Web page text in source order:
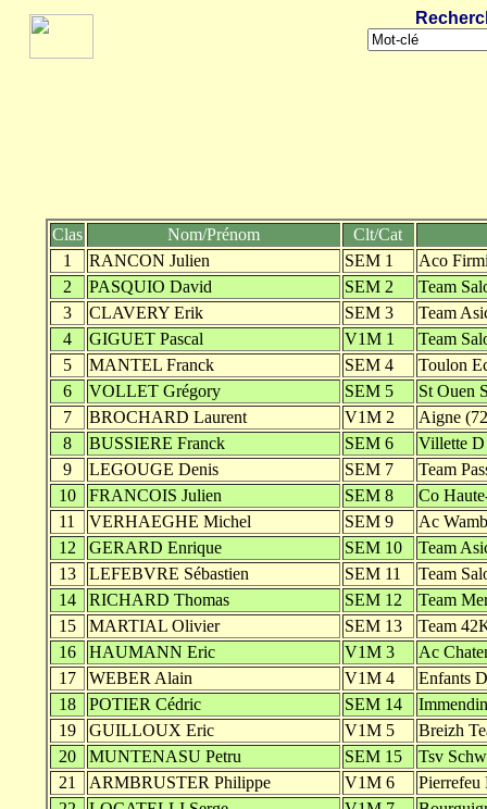
Clas Nom/Prénom
Clt/Cat
1
RANCON Julien SEM 1
Aco
2
PASQUIO David SEM 2
Team
3
CLAVERY Erik SEM 3
Team
4
GIGUET Pascal V1M 1
Team
5
MANTEL Franck SEM 4
Toulon
6
VOLLET Grégory SEM 5
St Ouen
7
BROCHARD Laurent V1M 2
Aigne
8
BUSSIERE Franck SEM 6
Villette
9
LEGOUGE Denis SEM 7
Team
10
FRANCOIS Julien SEM 8
Co
11
VERHAEGHE Michel SEM 9
Ac
12
GERARD Enrique SEM 10
Team
13
LEFEBVRE Sébastien SEM 11
Team
14
RICHARD Thomas SEM 12
Team
15
MARTIAL Olivier SEM 13
Team
16
HAUMANN Eric V1M 3
Ac
17
WEBER Alain V1M 4
Enfants
18
POTIER Cédric SEM 14
19
GUILLOUX Eric V1M 5
Breizh
20
MUNTENASU Petru SEM 15
Tsv
21
ARMBRUSTER Philippe V1M 6
Pierrefeu